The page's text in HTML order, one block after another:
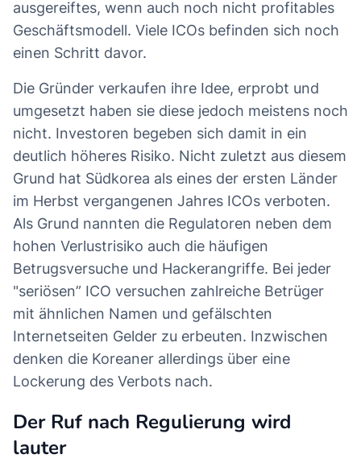
ausgereiftes, wenn auch noch nicht profitables
Geschäftsmodell. Viele ICOs befinden sich noch
einen Schritt davor.
Die Gründer verkaufen ihre Idee, erprobt und
umgesetzt haben sie diese jedoch meistens noch
nicht. Investoren begeben sich damit in ein
deutlich höheres Risiko. Nicht zuletzt aus diesem
Grund hat Südkorea als eines der ersten Länder
im Herbst vergangenen Jahres ICOs verboten.
Als Grund nannten die Regulatoren neben dem
hohen Verlustrisiko auch die häufigen
Betrugsversuche und Hackerangriffe. Bei jeder
"seriösen” ICO versuchen zahlreiche Betrüger
mit ähnlichen Namen und gefälschten
Internetseiten Gelder zu erbeuten. Inzwischen
denken die Koreaner allerdings über eine
Lockerung des Verbots nach.
Der Ruf nach Regulierung wird
lauter